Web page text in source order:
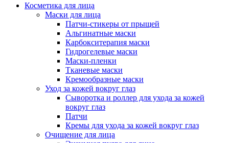
Косметика для лица
Маски для лица
Патчи-стикеры от прыщей
Альгинатные маски
Карбокситерапия маски
Гидрогелевые маски
Маски-пленки
Тканевые маски
Кремообразные маски
Уход за кожей вокруг глаз
Сыворотка и роллер для ухода за кожей
вокруг глаз
Патчи
Кремы для ухода за кожей вокруг глаз
Очищение для лица